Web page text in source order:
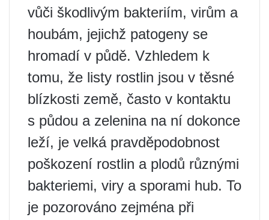
vůči škodlivým bakteriím, virům a
houbám, jejichž patogeny se
hromadí v půdě. Vzhledem k
tomu, že listy rostlin jsou v těsné
blízkosti země, často v kontaktu
s půdou a zelenina na ní dokonce
leží, je velká pravděpodobnost
poškození rostlin a plodů různými
bakteriemi, viry a sporami hub. To
je pozorováno zejména při